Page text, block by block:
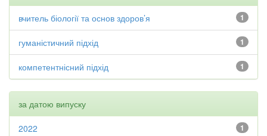
1
вчитель біології та основ здоров’я
1
гуманістичний підхід
1
компетентнісний підхід
за датою випуску
1
2022